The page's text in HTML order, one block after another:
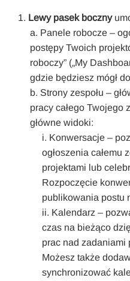
Lewy pasek boczny
Panele robocze –
postępy Twoich
roboczy” („My
gdzie będziesz mógł
Strony zespołu –
pracy całego Twojego
główne widoki:
Konwersacje –
ogłoszenia całemu
projektami lub
Rozpoczęcie
publikowania postu
Kalendarz –
czas na bieżąco
prac nad zadaniami
Możesz także
synchronizować